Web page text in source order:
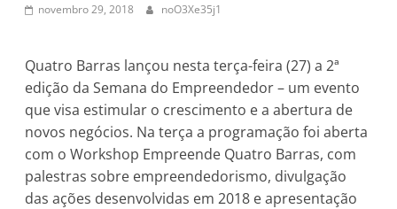
novembro 29, 2018 noO3Xe35j1
Quatro Barras lançou nesta terça-feira (27) a 2ª
edição da Semana do Empreendedor – um evento
que visa estimular o crescimento e a abertura de
novos negócios. Na terça a programação foi aberta
com o Workshop Empreende Quatro Barras, com
palestras sobre empreendedorismo, divulgação
das ações desenvolvidas em 2018 e apresentação